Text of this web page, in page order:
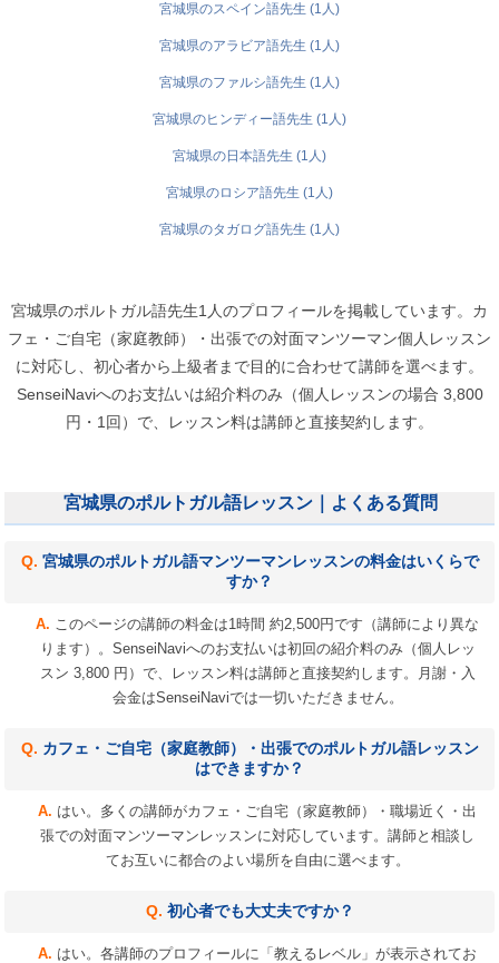
宮城県のスペイン語先生 (1人)
宮城県のアラビア語先生 (1人)
宮城県のファルシ語先生 (1人)
宮城県のヒンディー語先生 (1人)
宮城県の日本語先生 (1人)
宮城県のロシア語先生 (1人)
宮城県のタガログ語先生 (1人)
宮城県のポルトガル語先生1人のプロフィールを掲載しています。カ
フェ・ご自宅（家庭教師）・出張での対面マンツーマン個人レッスン
に対応し、初心者から上級者まで目的に合わせて講師を選べます。
SenseiNaviへのお支払いは紹介料のみ（個人レッスンの場合 3,800
円・1回）で、レッスン料は講師と直接契約します。
宮城県のポルトガル語レッスン｜よくある質問
宮城県のポルトガル語マンツーマンレッスンの料金はいくらで
すか？
このページの講師の料金は1時間 約2,500円です（講師により異な
ります）。SenseiNaviへのお支払いは初回の紹介料のみ（個人レッ
スン 3,800 円）で、レッスン料は講師と直接契約します。月謝・入
会金はSenseiNaviでは一切いただきません。
カフェ・ご自宅（家庭教師）・出張でのポルトガル語レッスン
はできますか？
はい。多くの講師がカフェ・ご自宅（家庭教師）・職場近く・出
張での対面マンツーマンレッスンに対応しています。講師と相談し
てお互いに都合のよい場所を自由に選べます。
初心者でも大丈夫ですか？
はい。各講師のプロフィールに「教えるレベル」が表示されてお